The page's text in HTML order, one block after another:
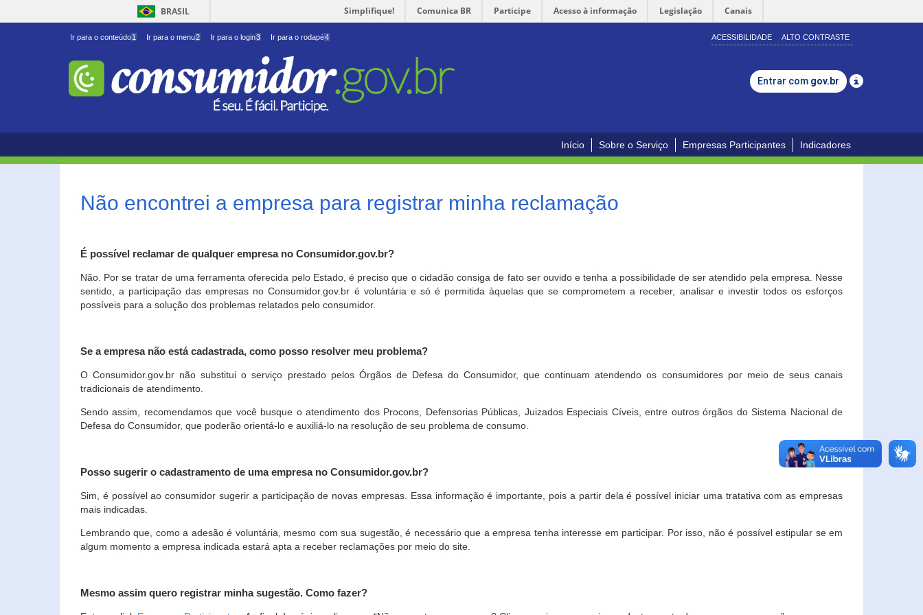
BRASIL Simplifique! Comunica BR Participe Acesso à informação Legislação Canais
Ir para o conteúdo1 Ir para o menu2 Ir para o login3 Ir para o rodapé4 ACESSIBILIDADE ALTO CONTRASTE
Entrar com gov.br
Início Sobre o Serviço Empresas Participantes Indicadores
Não encontrei a empresa para registrar minha reclamação
É possível reclamar de qualquer empresa no Consumidor.gov.br?
Não. Por se tratar de uma ferramenta oferecida pelo Estado, é preciso que o cidadão consiga de fato ser ouvido e tenha a possibilidade de ser atendido pela empresa. Nesse
sentido, a participação das empresas no Consumidor.gov.br é voluntária e só é permitida àquelas que se comprometem a receber, analisar e investir todos os esforços
possíveis para a solução dos problemas relatados pelo consumidor.
Se a empresa não está cadastrada, como posso resolver meu problema?
O Consumidor.gov.br não substitui o serviço prestado pelos Órgãos de Defesa do Consumidor, que continuam atendendo os consumidores por meio de seus canais
tradicionais de atendimento.
Sendo assim, recomendamos que você busque o atendimento dos Procons, Defensorias Públicas, Juizados Especiais Cíveis, entre outros órgãos do Sistema Nacional de
Defesa do Consumidor, que poderão orientá-lo e auxiliá-lo na resolução de seu problema de consumo.
Posso sugerir o cadastramento de uma empresa no Consumidor.gov.br?
Sim, é possível ao consumidor sugerir a participação de novas empresas. Essa informação é importante, pois a partir dela é possível iniciar uma tratativa com as empresas
mais indicadas.
Lembrando que, como a adesão é voluntária, mesmo com sua sugestão, é necessário que a empresa tenha interesse em participar. Por isso, não é possível estipular se em
algum momento a empresa indicada estará apta a receber reclamações por meio do site.
Mesmo assim quero registrar minha sugestão. Como fazer?